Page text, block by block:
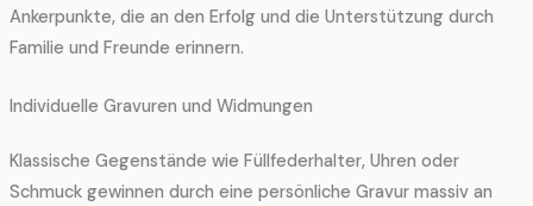
Ankerpunkte, die an den Erfolg und die Unterstützung durch
Familie und Freunde erinnern.
Individuelle Gravuren und Widmungen
Klassische Gegenstände wie Füllfederhalter, Uhren oder
Schmuck gewinnen durch eine persönliche Gravur massiv an